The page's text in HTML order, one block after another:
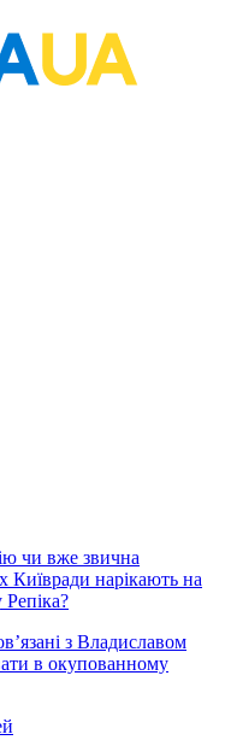
чи вже звична
Київради нарікають на
з Владиславом
в окупованному